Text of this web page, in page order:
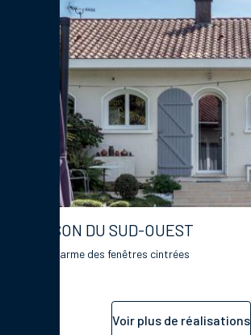
MAISON DU SUD-OUEST
Tout le charme des fenêtres cintrées
Voir plus de réalisations